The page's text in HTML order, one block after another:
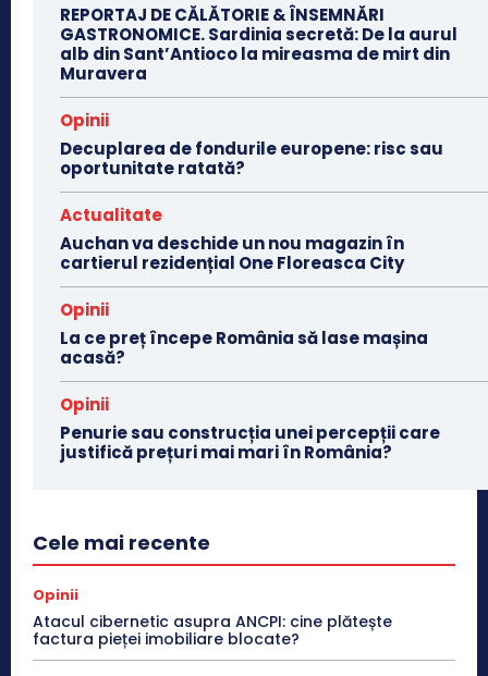
REPORTAJ DE CĂLĂTORIE & ÎNSEMNĂRI
GASTRONOMICE. Sardinia secretă: De la aurul
alb din Sant’Antioco la mireasma de mirt din
Muravera
Opinii
Decuplarea de fondurile europene: risc sau
oportunitate ratată?
Actualitate
Auchan va deschide un nou magazin în
cartierul rezidențial One Floreasca City
Opinii
La ce preț începe România să lase mașina
acasă?
Opinii
Penurie sau construcția unei percepții care
justifică prețuri mai mari în România?
Cele mai recente
Opinii
Atacul cibernetic asupra ANCPI: cine plătește
factura pieței imobiliare blocate?